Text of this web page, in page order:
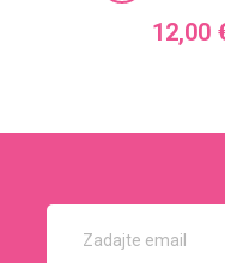
Cena
12,00